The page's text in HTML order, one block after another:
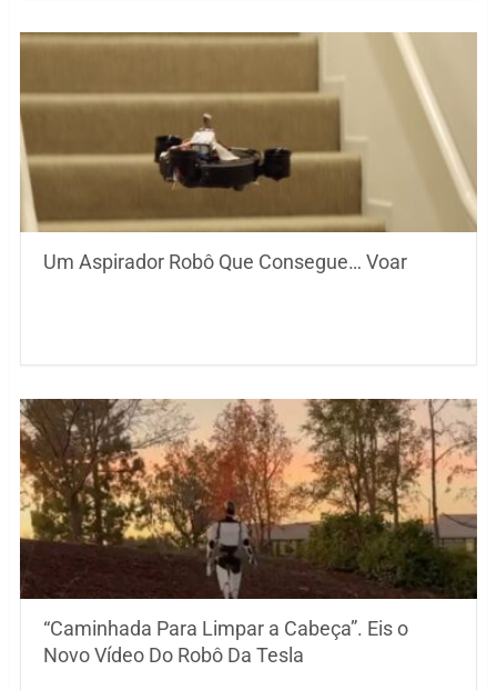
Um Aspirador Robô Que Consegue… Voar
“Caminhada Para Limpar a Cabeça”. Eis o
Novo Vídeo Do Robô Da Tesla